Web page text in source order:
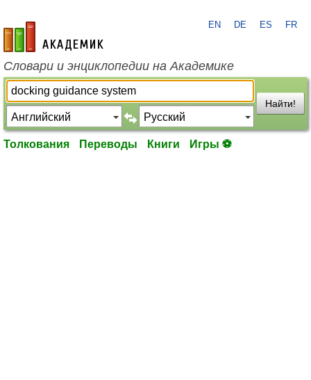
academic.ru
EN DE ES FR
Словари и энциклопедии на Академике
Найти!
Толкования Переводы Книги Игры ⚽